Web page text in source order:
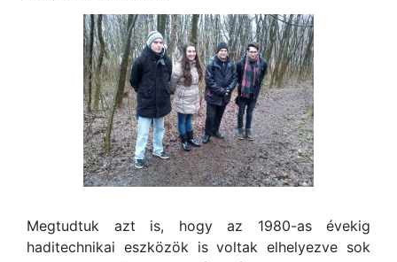
Megtudtuk azt is, hogy az 1980-as évekig
haditechnikai eszközök is voltak elhelyezve sok